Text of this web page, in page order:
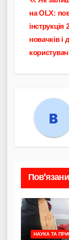
на OLX:
інструкція
новачків і
НАУКА ТА